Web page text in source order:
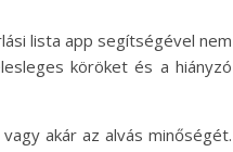
lista app segítségével nem
köröket és a hiányzó
akár az alvás minőségét.